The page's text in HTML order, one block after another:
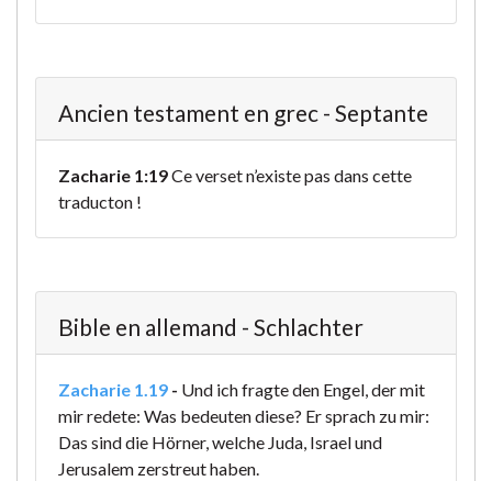
Ancien testament en grec - Septante
Zacharie 1:19Ce verset n’existe pas dans cette
traducton !
Bible en allemand - Schlachter
Zacharie 1.19 - Und ich fragte den Engel, der mit
mir redete: Was bedeuten diese? Er sprach zu mir:
Das sind die Hörner, welche Juda, Israel und
Jerusalem zerstreut haben.